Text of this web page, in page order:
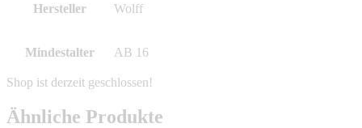
Hersteller Wolff
Mindestalter AB 16
Ähnliche Produkte